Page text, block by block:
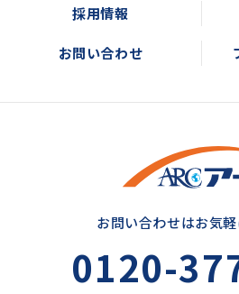
採用情報
お問い合わせ
お問い合わせはお気軽
0120-